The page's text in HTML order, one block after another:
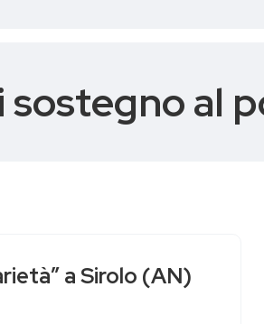
al
a Sirolo (AN)